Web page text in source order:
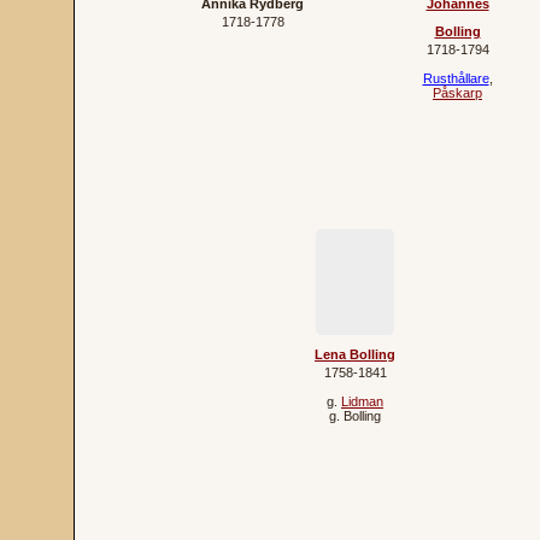
Annika Rydberg
1718‐1778
Johannes
Bolling
1718‐1794
Rusthållare,
Påskarp
Lena Bolling
1758‐1841
g. Lidman
g. Bolling